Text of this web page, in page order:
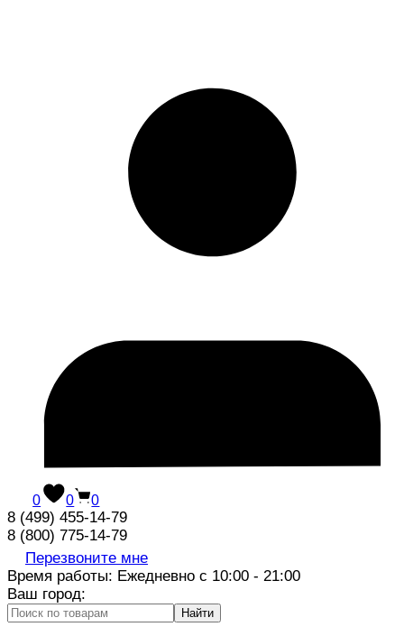
0 0 0
8 (499) 455-14-79
8 (800) 775-14-79
Перезвоните мне
Время работы: Ежедневно с 10:00 - 21:00
Ваш город:
Найти